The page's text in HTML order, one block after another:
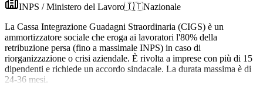
INPS / Ministero del Lavoro🇮🇹Nazionale
La Cassa Integrazione Guadagni Straordinaria (CIGS) è un
ammortizzatore sociale che eroga ai lavoratori l'80% della
retribuzione persa (fino a massimale INPS) in caso di
riorganizzazione o crisi aziendale. È rivolta a imprese con più di 15
dipendenti e richiede un accordo sindacale. La durata massima è di
24-36 mesi.